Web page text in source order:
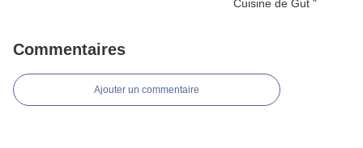
Commentaires
Ajouter un commentaire